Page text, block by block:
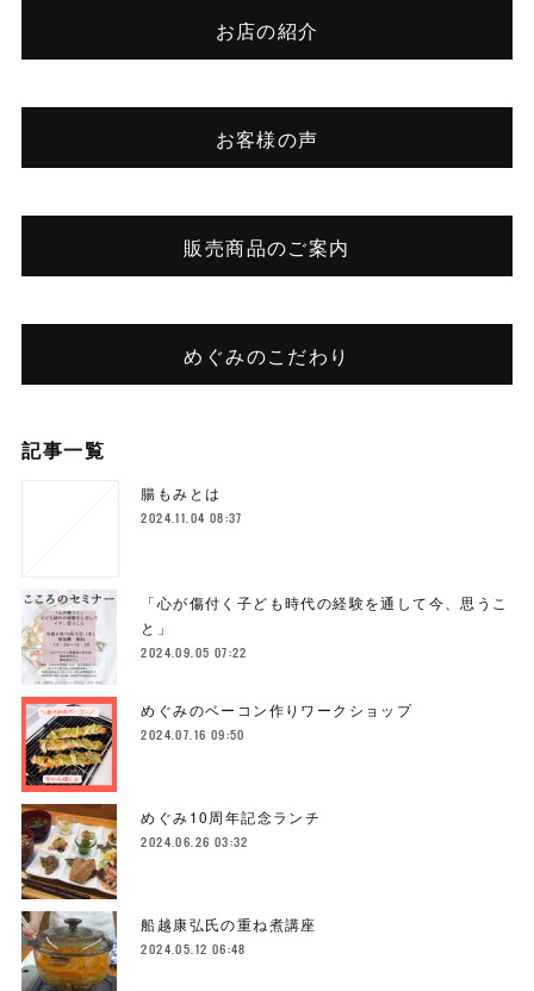
お店の紹介
お客様の声
販売商品のご案内
めぐみのこだわり
記事一覧
腸もみとは
2024.11.04 08:37
「心が傷付く子ども時代の経験を通して今、思うこ
と」
2024.09.05 07:22
めぐみのベーコン作りワークショップ
2024.07.16 09:50
めぐみ10周年記念ランチ
2024.06.26 03:32
船越康弘氏の重ね煮講座
2024.05.12 06:48